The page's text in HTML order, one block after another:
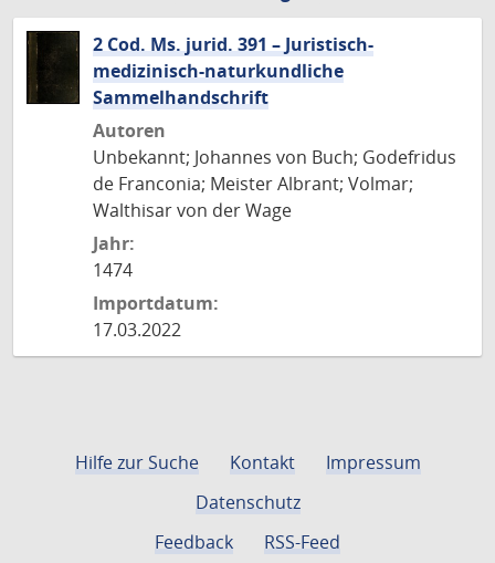
2 Cod. Ms. jurid. 391 – Juristisch-
medizinisch-naturkundliche
Sammelhandschrift
Autoren
Unbekannt; Johannes von Buch; Godefridus
de Franconia; Meister Albrant; Volmar;
Walthisar von der Wage
Jahr:
1474
Importdatum:
17.03.2022
Hilfe zur Suche Kontakt
Impressum
Datenschutz
Feedback
RSS-Feed